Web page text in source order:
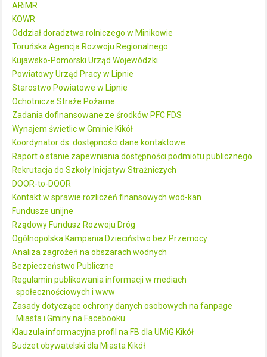
ARiMR
KOWR
Oddział doradztwa rolniczego w Minikowie
Toruńska Agencja Rozwoju Regionalnego
Kujawsko-Pomorski Urząd Wojewódzki
Powiatowy Urząd Pracy w Lipnie
Starostwo Powiatowe w Lipnie
Ochotnicze Straże Pożarne
Zadania dofinansowane ze środków PFC FDS
Wynajem świetlic w Gminie Kikół
Koordynator ds. dostępności dane kontaktowe
Raport o stanie zapewniania dostępności podmiotu publicznego
Rekrutacja do Szkoły Inicjatyw Strażniczych
DOOR-to-DOOR
Kontakt w sprawie rozliczeń finansowych wod-kan
Fundusze unijne
Rządowy Fundusz Rozwoju Dróg
Ogólnopolska Kampania Dzieciństwo bez Przemocy
Analiza zagrożeń na obszarach wodnych
Bezpieczeństwo Publiczne
Regulamin publikowania informacji w mediach
społecznościowych i www
Zasady dotyczące ochrony danych osobowych na fanpage
Miasta i Gminy na Facebooku
Klauzula informacyjna profil na FB dla UMiG Kikół
Budżet obywatelski dla Miasta Kikół